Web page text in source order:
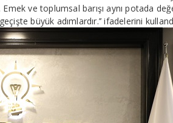
ve toplumsal barışı aynı potada
büyük adımlardır.’’ ifadelerini